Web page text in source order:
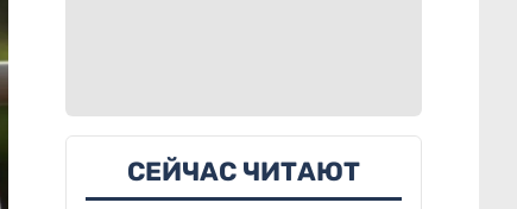
СЕЙЧАС ЧИТАЮТ